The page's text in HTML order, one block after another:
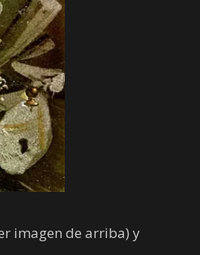
imagen de arriba) y